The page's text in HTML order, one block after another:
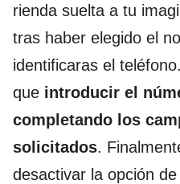
rienda suelta a tu
tras haber elegido el
identificaras el
que introducir el
completando los
solicitados.
desactivar la opción